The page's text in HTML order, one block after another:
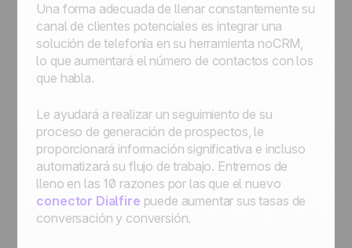
Una forma adecuada de llenar constantemente su
canal de clientes potenciales es integrar una
solución de telefonía en su herramienta noCRM,
lo que aumentará el número de contactos con los
que habla.
Le ayudará a realizar un seguimiento de su
proceso de generación de prospectos, le
proporcionará información significativa e incluso
automatizará su flujo de trabajo. Entremos de
lleno en las 10 razones por las que el nuevo
conector Dialfire puede aumentar sus tasas de
conversación y conversión.